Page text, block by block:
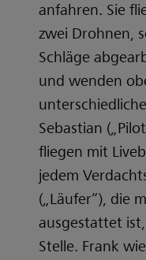
anfahren. Sie
zwei Drohnen,
Schläge
und wenden
Sebastian
fliegen mit
jedem
(„Läufer“), die
ausgestattet
Stelle. Frank